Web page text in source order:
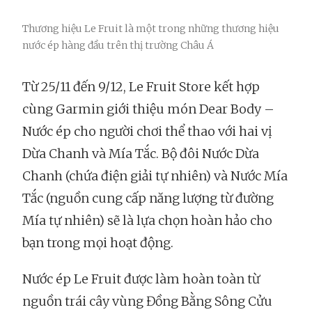
Thương hiệu Le Fruit là một trong những thương hiệu
nước ép hàng đầu trên thị trường Châu Á
Từ 25/11 đến 9/12, Le Fruit Store kết hợp
cùng Garmin giới thiệu món Dear Body –
Nước ép cho người chơi thể thao với hai vị
Dừa Chanh và Mía Tắc. Bộ đôi Nước Dừa
Chanh (chứa điện giải tự nhiên) và Nước Mía
Tắc (nguồn cung cấp năng lượng từ đường
Mía tự nhiên) sẽ là lựa chọn hoàn hảo cho
bạn trong mọi hoạt động.
Nước ép Le Fruit được làm hoàn toàn từ
nguồn trái cây vùng Đồng Bằng Sông Cửu